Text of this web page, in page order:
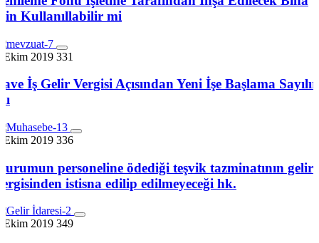
Kullanıllabilir mi
Ekim 2019 331
İş Gelir Vergisi Açısından Yeni İşe Başlama Sayılır
Ekim 2019 336
personeline ödediği teşvik tazminatının gelir
istisna edilip edilmeyeceği hk.
Ekim 2019 349